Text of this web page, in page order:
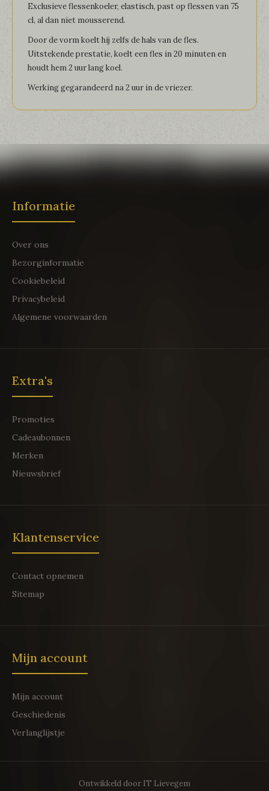
Exclusieve flessenkoeler, elastisch, past op flessen van 75
cl, al dan niet mousserend.
Door de vorm koelt hij zelfs de hals van de fles.
Uitstekende prestatie, koelt een fles in 20 minuten en
houdt hem 2 uur lang koel.
Werking gegarandeerd na 2 uur in de vriezer.
Informatie
Over ons
Bezorginformatie
Cookiebeleid
Privacybeleid
Algemene voorwaarden
Extra's
Promoties
Cadeaubonnen
Merken
Nieuwsbrief
Klantenservice
Contact opnemen
Sitemap
Mijn account
Mijn account
Geschiedenis
Verlanglijstje
Ontwikkeld door IT Lievegem